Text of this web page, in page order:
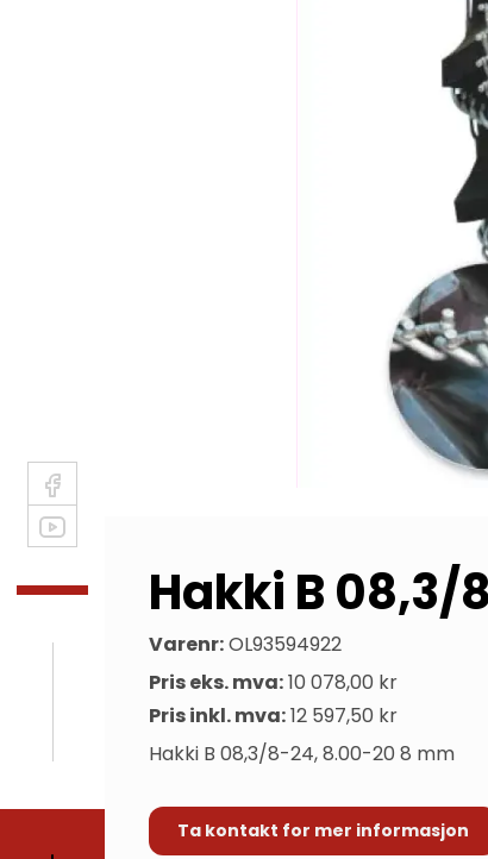
Hakki B
Varenr:OL93594922
Pris eks. mva:10 078,00 kr
Pris inkl. mva:12 597,50 kr
Hakki B 08,3/8-24, 8.00-20 8 mm
Ta kontakt for mer informasjon